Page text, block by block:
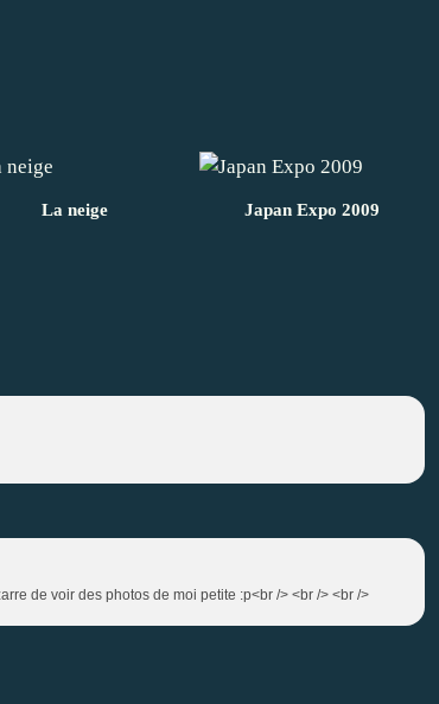
La neige Japan Expo 2009
de voir des photos de moi petite :p<br /> <br /> <br />